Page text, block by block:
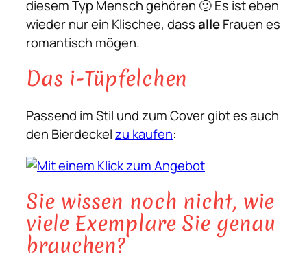
diesem Typ Mensch gehören 🙂 Es ist eben
wieder nur ein Klischee, dassalleFrauen es
romantisch mögen.
Das i-Tüpfelchen
Passend im Stil und zum Cover gibt es auch
den Bierdeckelzu kaufen:
Sie wissen noch nicht, wie
viele Exemplare Sie genau
brauchen?